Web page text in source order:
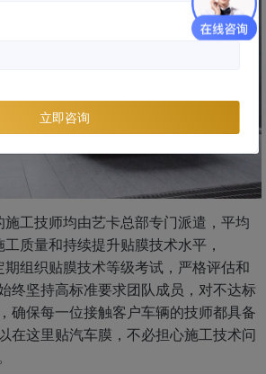
施工技师均由艺卡总部专门派遣，平均
质量和持续提升贴膜技术水平，
期组织贴膜技术等级考试，严格评估和
终坚持高标准要求团队成员，对不达标
确保每一位接触客户车辆的技师都具备
在这里贴汽车膜，不必担心施工技术问
立即咨询